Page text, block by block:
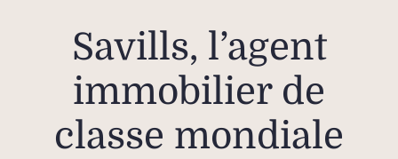
Savills, l’agent
immobilier de
classe mondiale